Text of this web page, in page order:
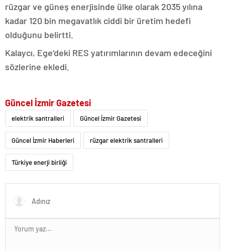
rüzgar ve güneş enerjisinde ülke olarak 2035 yılına
kadar 120 bin megavatlık ciddi bir üretim hedefi
olduğunu belirtti.
Kalaycı, Ege’deki RES yatırımlarının devam edeceğini
sözlerine ekledi.
Güncel İzmir Gazetesi
elektrik santralleri Güncel İzmir Gazetesi
Güncel İzmir Haberleri rüzgar elektrik santralleri
Türkiye enerji birliği